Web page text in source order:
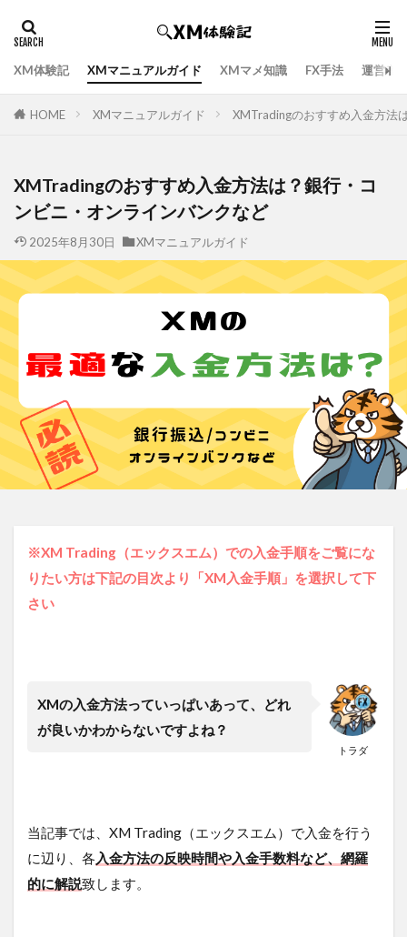
XM体験記 XMマニュアルガイド XMマメ知識 FX手法 運営者
HOME XMマニュアルガイド XMTradingのおすすめ入金方法
XMTradingのおすすめ入金方法は？銀行・コ
ンビニ・オンラインバンクなど
2025年8月30日 XMマニュアルガイド
※XM Trading（エックスエム）での入金手順をご覧にな
りたい方は下記の目次より「XM入金手順」を選択して下
さい
トラダ
XMの入金方法っていっぱいあって、どれ
が良いかわからないですよね？
当記事では、XM Trading（エックスエム）で入金を行う
に辺り、各 入金方法の反映時間や入金手数料など、 網羅
的に解説致します。